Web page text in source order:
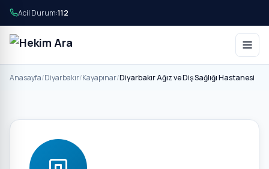
Acil Durum:112
Anasayfa/Diyarbakır/Kayapınar/Diyarbakır Ağız ve Diş Sağlığı Hastanesi